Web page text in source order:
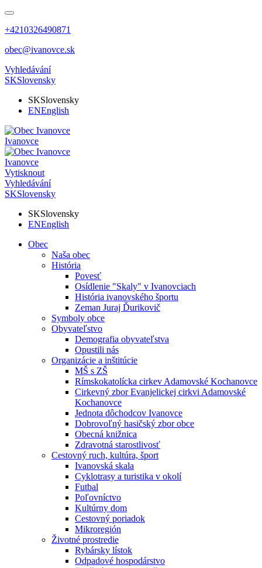
+4210326490871
obec@ivanovce.sk
Vyhledávání
SKSlovensky
SKSlovensky
ENEnglish
Ivanovce
Ivanovce
Vytisknout
Vyhledávání
SKSlovensky
SKSlovensky
ENEnglish
Obec
Naša obec
História
Povesť
Osídlenie "Skaly" v Ivanovciach
História ivanovského športu
Zeman Juraj Ďurikovič
Symboly obce
Obyvateľstvo
Demografia obyvateľstva
Opustili nás
Organizácie a inštitúcie
MŠ s ZŠ
Rímskokatolícka cirkev Adamovské Kochanovce
Cirkevný zbor Evanjelickej cirkvi Adamovské
Kochanovce
Jednota dôchodcov Ivanovce
Dobrovoľný hasičský zbor obce
Obecná knižnica
Zdravotná starostlivosť
Cestovný ruch, kultúra, šport
Ivanovská skala
Cyklotrasy a turistika v okolí
Futbal
Poľovníctvo
Kultúrny dom
Cestovný poriadok
Mikroregión
Životné prostredie
Rybársky lístok
Odpadové hospodárstvo